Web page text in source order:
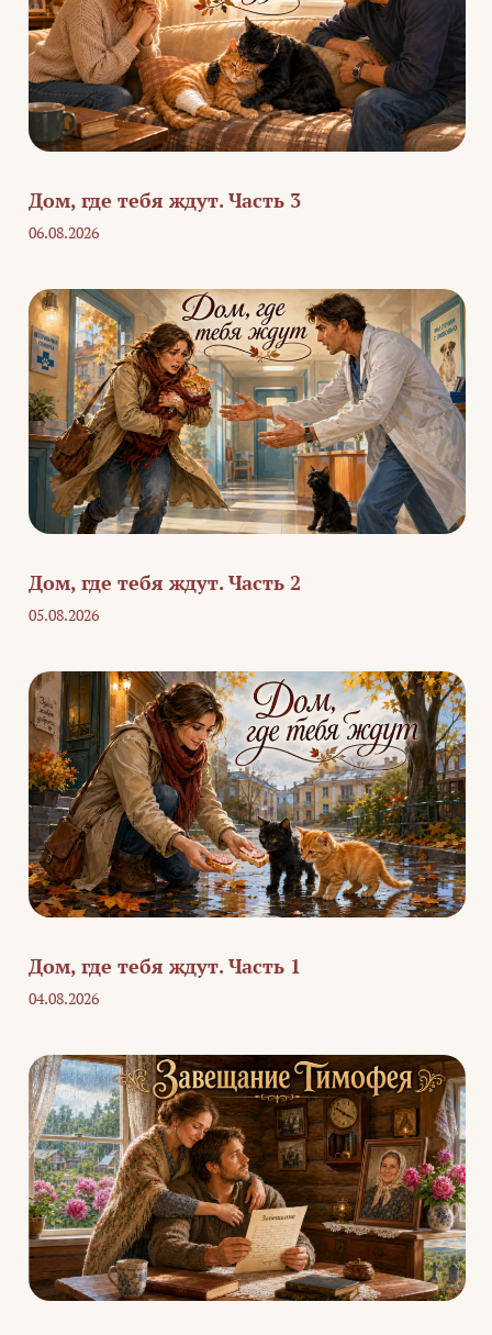
Дом, где тебя ждут. Часть 3
06.08.2026
Дом, где тебя ждут. Часть 2
05.08.2026
Дом, где тебя ждут. Часть 1
04.08.2026